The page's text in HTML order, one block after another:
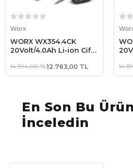
Worx
WORX WX354.4CK
20Volt/4.0Ah Li-ion Çift
Profesyonel Şarjlı
Darbeli Matkap +
Kamp Çakısı
14.394,00 TL12.763,00 TL
En Son Bu
İnceledin